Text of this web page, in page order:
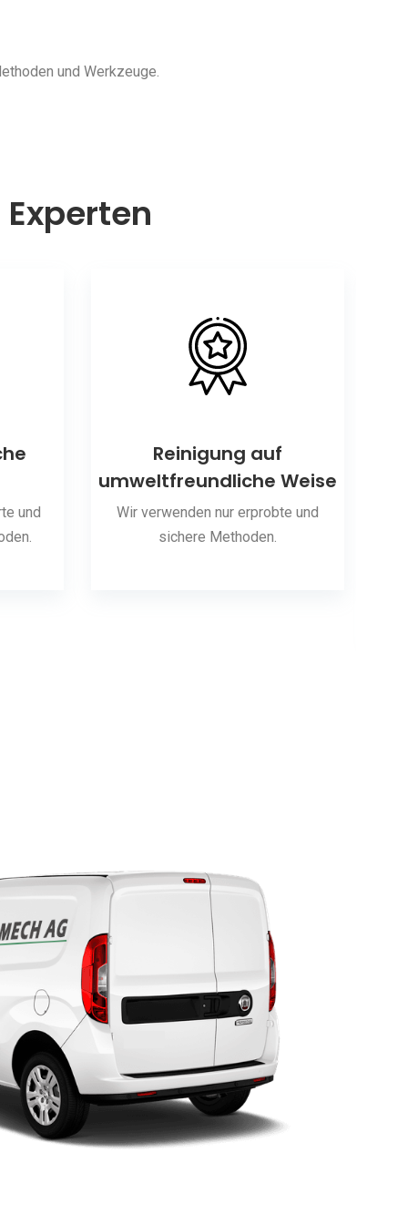
und Werkzeuge.
und
Reinigung auf
umweltfreundliche Weise
Wir verwenden nur erprobte und
sichere Methoden.